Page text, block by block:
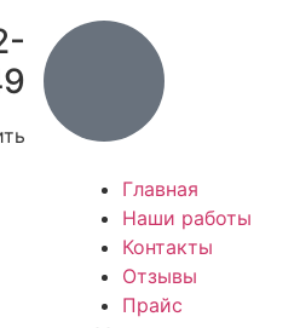
Главная
Наши работы
Контакты
Отзывы
Прайс